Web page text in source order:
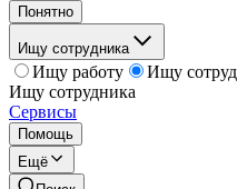
Понятно
Ищу сотрудника
Ищу работу
Ищу
Ищу сотрудника
Сервисы
Помощь
Ещё